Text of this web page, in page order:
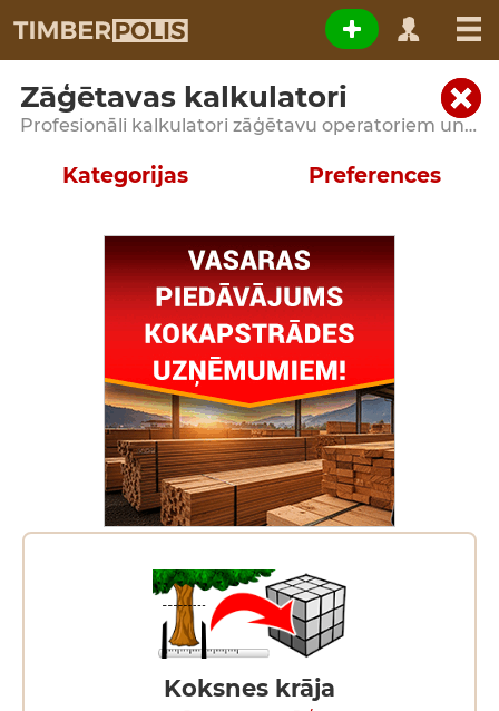
Zāģētavas kalkulatori
Profesionāli kalkulatori zāģētavu operatoriem un kokapstrādes uzņēmumiem
Kategorijas
Koksnes krāja
Preferences